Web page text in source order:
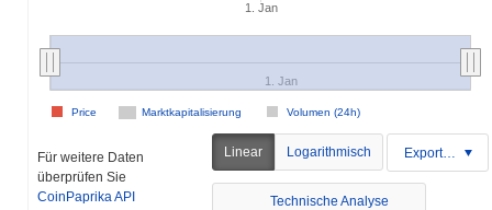
1. Jan
Marktkapitalisierung Volumen (24h)
Price
1. Jan
Für weitere Daten
überprüfen Sie
CoinPaprika API
Linear Logarithmisch Exportieren
Technische Analyse